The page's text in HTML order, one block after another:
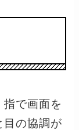
指で画面を
目の協調が